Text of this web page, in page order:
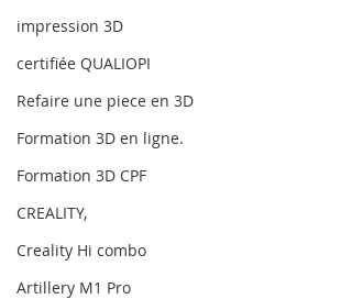
impression 3D
certifiée QUALIOPI
Refaire une piece en 3D
Formation 3D en ligne.
Formation 3D CPF
CREALITY,
Creality Hi combo
Artillery M1 Pro